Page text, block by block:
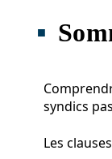
syndics
Les